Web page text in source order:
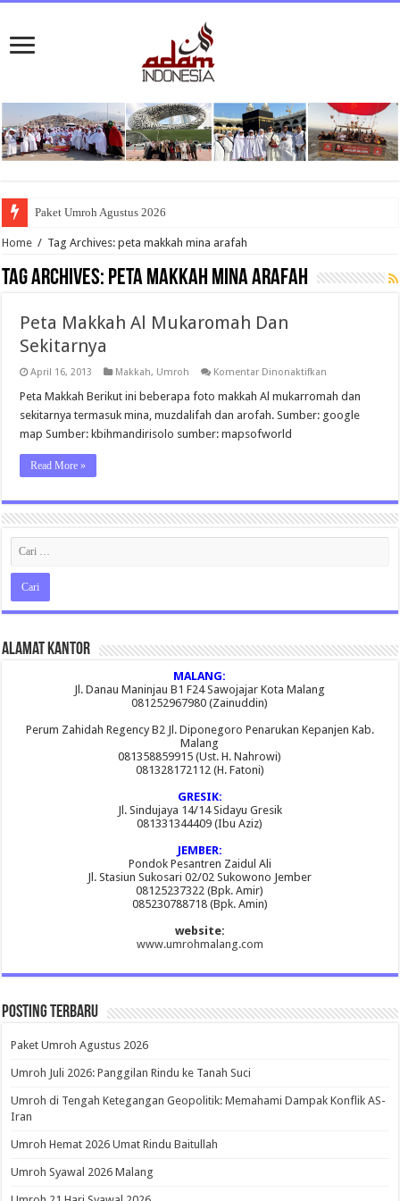
Paket Umroh Agustus 2026
Home / Tag Archives: peta makkah mina arafah
Tag Archives: peta makkah mina arafah
Peta Makkah Al Mukaromah Dan
Sekitarnya
April 16, 2013 Makkah, Umroh Komentar Dinonaktifkan
Makkah
Mukaromah
Peta Makkah Berikut ini beberapa foto makkah Al mukarromah dan
sekitarnya termasuk mina, muzdalifah dan arofah. Sumber: google
map Sumber: kbihmandirisolo sumber: mapsofworld
Read More »
Alamat Kantor
MALANG:
Jl. Danau Maninjau B1 F24 Sawojajar Kota Malang
081252967980 (Zainuddin)
Perum Zahidah Regency B2 Jl. Diponegoro Penarukan Kepanjen Kab.
Malang
081358859915 (Ust. H. Nahrowi)
081328172112 (H. Fatoni)
GRESIK:
Jl. Sindujaya 14/14 Sidayu Gresik
081331344409 (Ibu Aziz)
JEMBER:
Pondok Pesantren Zaidul Ali
Jl. Stasiun Sukosari 02/02 Sukowono Jember
08125237322 (Bpk. Amir)
085230788718 (Bpk. Amin)
website:
www.umrohmalang.com
Posting Terbaru
Paket Umroh Agustus 2026
Umroh Juli 2026: Panggilan Rindu ke Tanah Suci
Umroh di Tengah Ketegangan Geopolitik: Memahami Dampak Konflik AS-
Iran
Umroh Hemat 2026 Umat Rindu Baitullah
Umroh Syawal 2026 Malang